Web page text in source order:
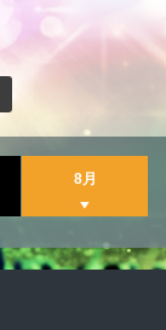
8月